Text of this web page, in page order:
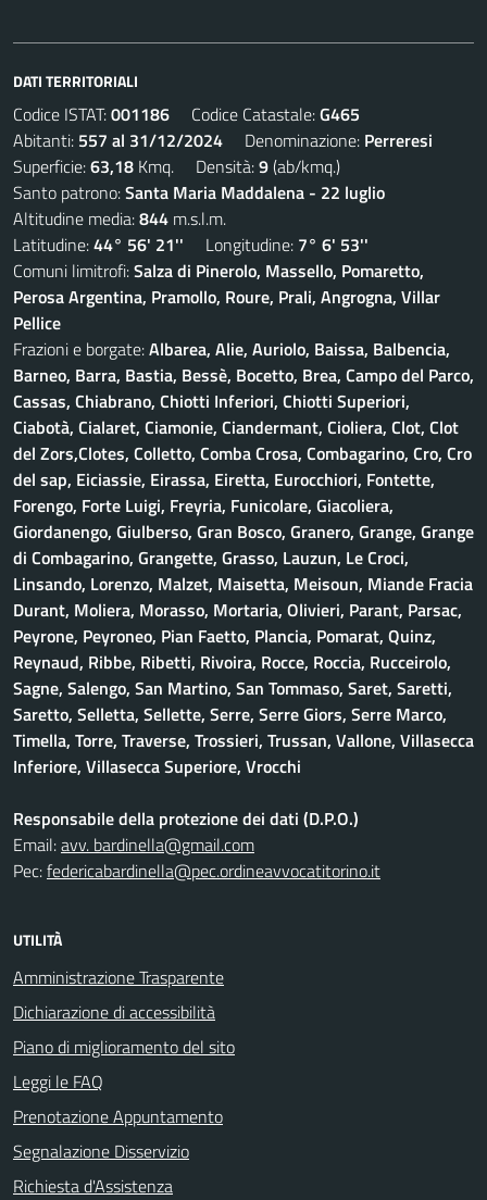
DATI TERRITORIALI
Codice ISTAT:001186 Codice Catastale:G465
Abitanti: 557 al 31/12/2024 Denominazione: Perreresi
Superficie:63,18 Kmq. Densità:9(ab/kmq.)
Santo patrono:Santa Maria Maddalena - 22 luglio
Altitudine media:844 m.s.l.m.
Latitudine:44° 56' 21'' Longitudine: 7° 6' 53''
Comuni limitrofi:Salza di Pinerolo, Massello, Pomaretto,
Perosa Argentina, Pramollo, Roure, Prali, Angrogna, Villar
Pellice
Frazioni e borgate:Albarea, Alie, Auriolo, Baissa, Balbencia,
Barneo, Barra, Bastia, Bessè, Bocetto, Brea, Campo del Parco,
Cassas, Chiabrano, Chiotti Inferiori, Chiotti Superiori,
Ciabotà, Cialaret, Ciamonie, Ciandermant, Cioliera, Clot, Clot
del Zors,Clotes, Colletto, Comba Crosa, Combagarino, Cro, Cro
del sap, Eiciassie, Eirassa, Eiretta, Eurocchiori, Fontette,
Forengo, Forte Luigi, Freyria, Funicolare, Giacoliera,
Giordanengo, Giulberso, Gran Bosco, Granero, Grange, Grange
di Combagarino, Grangette, Grasso, Lauzun, Le Croci,
Linsando, Lorenzo, Malzet, Maisetta, Meisoun, Miande Fracia
Durant, Moliera, Morasso, Mortaria, Olivieri, Parant, Parsac,
Peyrone, Peyroneo, Pian Faetto, Plancia, Pomarat, Quinz,
Reynaud, Ribbe, Ribetti, Rivoira, Rocce, Roccia, Rucceirolo,
Sagne, Salengo, San Martino, San Tommaso, Saret, Saretti,
Saretto, Selletta, Sellette, Serre, Serre Giors, Serre Marco,
Timella, Torre, Traverse, Trossieri, Trussan, Vallone, Villasecca
Inferiore, Villasecca Superiore, Vrocchi
Responsabile della protezione dei dati (D.P.O.)
Email:avv. bardinella@gmail.com
Pec:federicabardinella@pec.ordineavvocatitorino.it
UTILITÀ
Amministrazione Trasparente
Dichiarazione di accessibilità
Piano di miglioramento del sito
Leggi le FAQ
Prenotazione Appuntamento
Segnalazione Disservizio
Richiesta d'Assistenza